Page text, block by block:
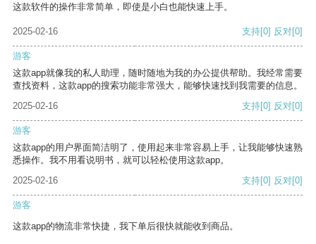
这款软件的操作非常简单，即使是小白也能快速上手。
2025-02-16 支持[0] 反对[0]
游客
这款app就像我的私人助理，随时随地为我的办公提供帮助。我经常需要
查找资料，这款app的搜索功能非常强大，能够快速找到我需要的信息。
2025-02-16
支持[0] 反对[0]
游客
这款app的用户界面简洁明了，使用起来非常容易上手，让我能够快速熟
悉操作。我不用看说明书，就可以轻松使用这款app。
2025-02-16
支持[0] 反对[0]
游客
这款app的物流非常快捷，我下单后很快就能收到商品。